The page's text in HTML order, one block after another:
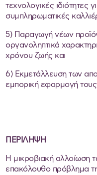
τεχνολογικές ιδιότητες
συμπληρωματικές
5) Παραγωγή νέων
οργανοληπτικά
χρόνου ζωής και
6) Εκμετάλλευση των
εμπορική εφαρμογή
ΠΕΡΙΛΗΨΗ
Η μικροβιακή αλλοίωση
επακόλουθο πρόβλημα